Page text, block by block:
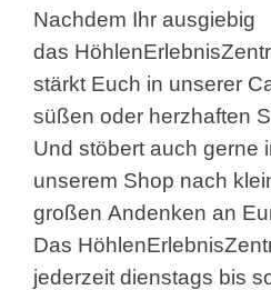
Nachdem Ihr ausgiebig
das
stärkt Euch in unserer
süßen oder herzhaften
Und stöbert auch gerne
unserem Shop nach
großen Andenken an
Das
jederzeit dienstags bis